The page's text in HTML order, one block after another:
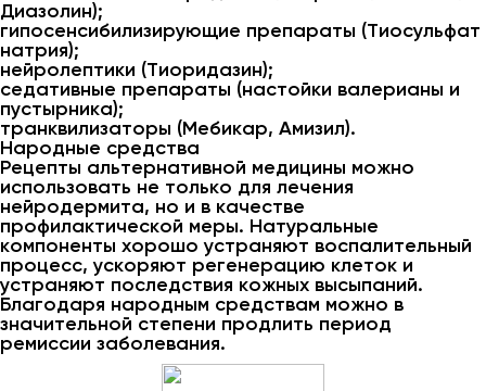
Диазолин);
гипосенсибилизирующие препараты (Тиосульфат
натрия);
нейролептики (Тиоридазин);
седативные препараты (настойки валерианы и
пустырника);
транквилизаторы (Мебикар, Амизил).
Народные средства
Рецепты альтернативной медицины можно
использовать не только для лечения
нейродермита, но и в качестве
профилактической меры. Натуральные
компоненты хорошо устраняют воспалительный
процесс, ускоряют регенерацию клеток и
устраняют последствия кожных высыпаний.
Благодаря народным средствам можно в
значительной степени продлить период
ремиссии заболевания.